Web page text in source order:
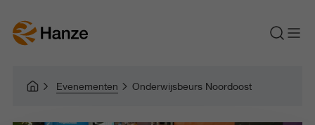
Evenementen Onderwijsbeurs Noordoost